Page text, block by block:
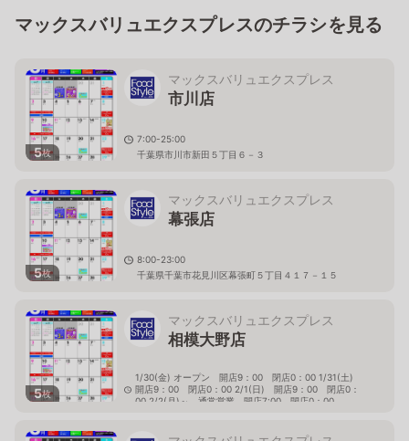
マックスバリュエクスプレスのチラシを見る
5枚
マックスバリュエクスプレス
市川店
7:00-25:00
千葉県市川市新田５丁目６－３
5枚
マックスバリュエクスプレス
幕張店
8:00-23:00
千葉県千葉市花見川区幕張町５丁目４１７－１５
5枚
マックスバリュエクスプレス
相模大野店
1/30(金) オープン 開店9：00 閉店0：00 1/31(土)
開店9：00 閉店0：00 2/1(日) 開店9：00 閉店0：
00 2/2(月)～ 通常営業 開店7:00 閉店0：00